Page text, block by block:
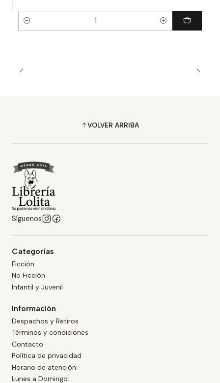
Cantidad
VOLVER ARRIBA
Síguenos
Categorías
Ficción
No Ficción
Infantil y Juvenil
Información
Despachos y Retiros
Términos y condiciones
Contacto
Política de privacidad
Horario de atención:
Lunes a Domingo: